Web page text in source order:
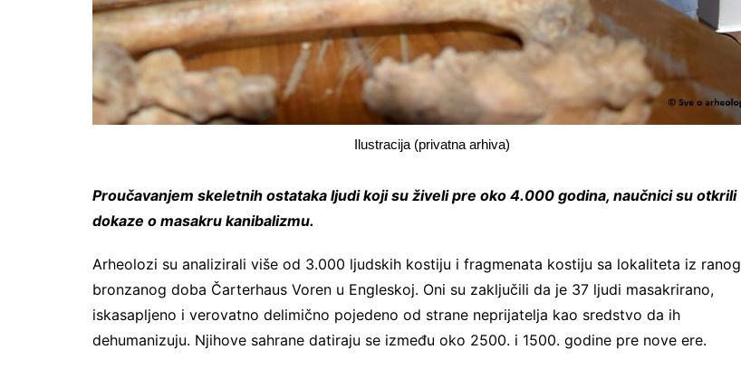
Ilustracija (privatna arhiva)
Proučavanjem skeletnih ostataka ljudi koji su živeli pre oko 4.000 godina, naučnici su otkrili
dokaze o masakru kanibalizmu.
Arheolozi su analizirali više od 3.000 ljudskih kostiju i fragmenata kostiju sa lokaliteta iz ranog
bronzanog doba Čarterhaus Voren u Engleskoj. Oni su zaključili da je 37 ljudi masakrirano,
iskasapljeno i verovatno delimično pojedeno od strane neprijatelja kao sredstvo da ih
dehumanizuju. Njihove sahrane datiraju se između oko 2500. i 1500. godine pre nove ere.